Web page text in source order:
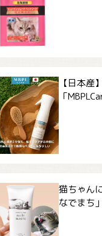
【日本産
「
猫ちゃん
なでまち